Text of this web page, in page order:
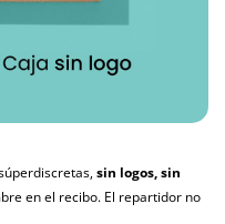
sin logos, sin
en el recibo. El repartidor no